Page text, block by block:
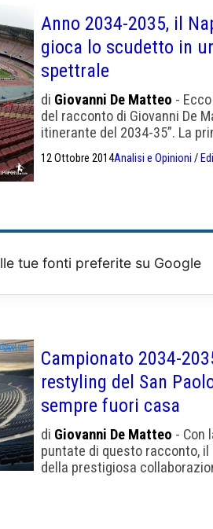
alla mente in […]
Anno 2034-2035, il
gioca lo scudetto in
spettrale
di Giovanni De Matteo -
del racconto di Giovanni De
itinerante del 2034-35”. La
pubblicata pochi giorni fa. Il
Grazie alla notte dell’Arechi,
12 Ottobre 2014Analisi e Opinioni /
tue fonti preferite su Google
Campionato 2034-
restyling del San
sempre fuori casa
di Giovanni De Matteo - Con
puntate di questo racconto,
della prestigiosa